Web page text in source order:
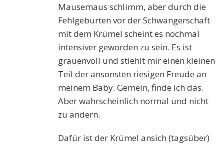
Mausemaus schlimm, aber durch die
Fehlgeburten vor der Schwangerschaft
mit dem Krümel scheint es nochmal
intensiver geworden zu sein. Es ist
grauenvoll und stiehlt mir einen kleinen
Teil der ansonsten riesigen Freude an
meinem Baby. Gemein, finde ich das.
Aber wahrscheinlich normal und nicht
zu ändern.
Dafür ist der Krümel ansich (tagsüber)